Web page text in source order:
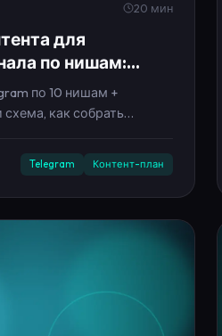
20 мин
для
по нишам:
и сериалы 2026
по 10 нишам +
как собрать
Telegram Контент-план